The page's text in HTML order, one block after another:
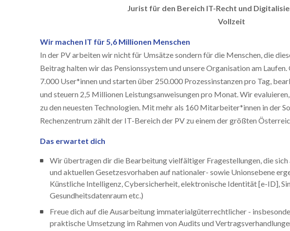
Jurist für den Bereich IT-Recht und
Vollzeit
Wir machen IT für 5,6 Millionen Menschen
In der PV arbeiten wir nicht für Umsätze sondern für die Menschen, die
Beitrag halten wir das Pensionssystem und unsere Organisation am
7.000 User*innen und starten über 250.000 Prozessinstanzen pro Tag,
und steuern 2,5 Millionen Leistungsanweisungen pro Monat. Wir
zu den neuesten Technologien. Mit mehr als 160 Mitarbeiter*innen in der
Rechenzentrum zählt der IT-Bereich der PV zu einem der größten
Das erwartet dich
Wir übertragen dir die Bearbeitung vielfältiger Fragestellungen, die
und aktuellen Gesetzesvorhaben auf nationaler- sowie Unionsebene
Künstliche Intelligenz, Cybersicherheit, elektronische Identität [e-ID],
Gesundheitsdatenraum etc.)
Freue dich auf die Ausarbeitung immaterialgüterrechtlicher -
praktische Umsetzung im Rahmen von Audits und